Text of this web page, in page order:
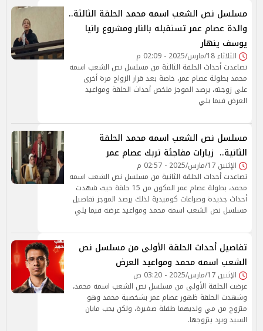
مسلسل نص الشعب اسمه محمد الحلقة الثالثة..
والدة عصام عمر تستقبله بالنار ومشروع رانيا
يوسف ينهار
الثلاثاء 18/مارس/2025 - 02:09 م
تصاعدت أحداث الحلقة الثالثة من مسلسل نص الشعب اسمه
محمد بطولة عصام عمر، خاصة بعد قرار الزواج مرة أخرى
على زوجته، يرصد الموجز ملخص أحداث الحلقة ومواعيد
العرض فيما يلي
مسلسل نص الشعب اسمه محمد الحلقة
الثانية.. زيارات مفاجئة تربك عصام عمر
الإثنين 17/مارس/2025 - 02:57 م
تصاعدت أحداث الحلقة الثانية من مسلسل نص الشعب اسمه
محمد، بطولة عصام عمر المكون من 15 حلقة حيث شهدت
أحداث جديدة وصراعات كوميدية لذلك يرصد الموجز تفاصيل
مسلسل نص الشعب اسمه محمد ومواعيد عرضه فيما يلي
تفاصيل أحداث الحلقة الأولى من مسلسل نص
الشعب اسمه محمد ومواعيد العرض
الإثنين 17/مارس/2025 - 03:20 ص
عرضت الحلقة الأولى من مسلسل نص الشعب اسمه محمد،
وشهدت الحلقة ظهور عصام عمر بشخصية محمد وهو
متزوج من مي ولديهما طفلة صغيرة، ولكن يحب مايان
السيد ويرد يتزوجها.